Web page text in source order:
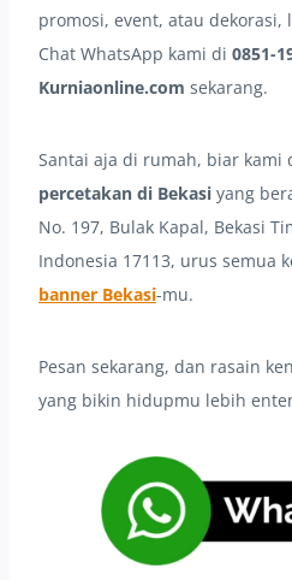
promosi, event, atau dekorasi,
Chat WhatsApp kami di 0851-
Kurniaonline.com sekarang.
Santai aja di rumah, biar kami
percetakan di Bekasi yang
No. 197, Bulak Kapal, Bekasi
Indonesia 17113, urus semua
banner Bekasi-mu.
Pesan sekarang, dan rasain
yang bikin hidupmu lebih